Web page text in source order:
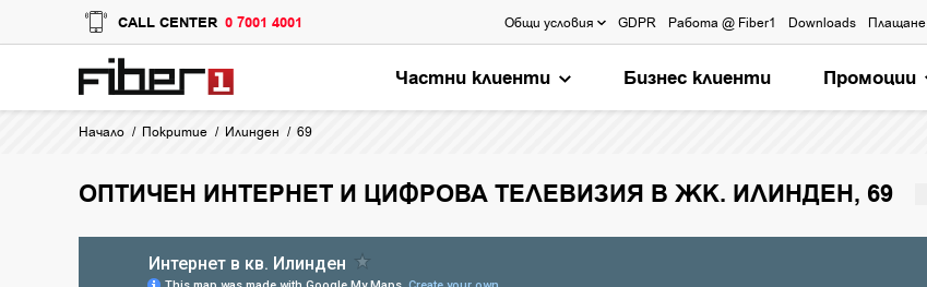
CALL CENTER 0 7001 4001 Общи условия GDPR Работа @ Fiber1 Downloads Плащане
Частни клиенти Бизнес клиенти Промоции
Начало Покритие Илинден 69
ОПТИЧЕН ИНТЕРНЕТ И ЦИФРОВА ТЕЛЕВИЗИЯ В ЖК. ИЛИНДЕН, 69